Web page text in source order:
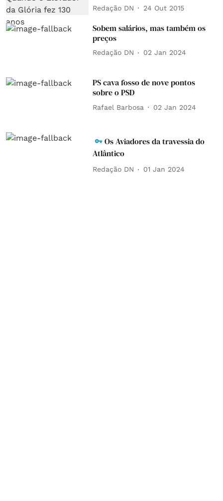
Redação DN 24 Out 2015
Sobem salários, mas também os
preços
Redação DN 02 Jan 2024
PS cava fosso de nove pontos
sobre o PSD
Rafael Barbosa 02 Jan 2024
Os Aviadores da travessia do
Atlântico
Redação DN 01 Jan 2024